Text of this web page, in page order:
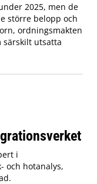
2025, men de
större belopp och
ordningsmakten
särskilt utsatta
i
och hotanalys,